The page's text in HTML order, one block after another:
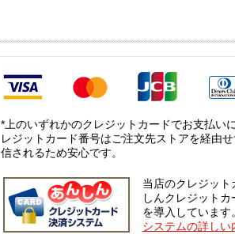
*上のいずれかのクレジットカードでお支払い
レジットカード番号はご注文先ストアを経由
信されるため安心です。
当店のクレジッ
しんクレジットカ
を導入しています。
システムの詳しい